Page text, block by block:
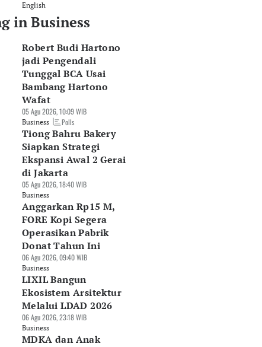
English
in Business
Robert Budi Hartono
jadi Pengendali
Tunggal BCA Usai
Bambang Hartono
Wafat
05 Agu 2026, 10:09 WIB
Business Polls
Tiong Bahru Bakery
Siapkan Strategi
Ekspansi Awal 2 Gerai
di Jakarta
05 Agu 2026, 18:40 WIB
Business
Anggarkan Rp15 M,
FORE Kopi Segera
Operasikan Pabrik
Donat Tahun Ini
06 Agu 2026, 09:40 WIB
Business
LIXIL Bangun
Ekosistem Arsitektur
Melalui LDAD 2026
06 Agu 2026, 23:18 WIB
Business
MDKA dan Anak